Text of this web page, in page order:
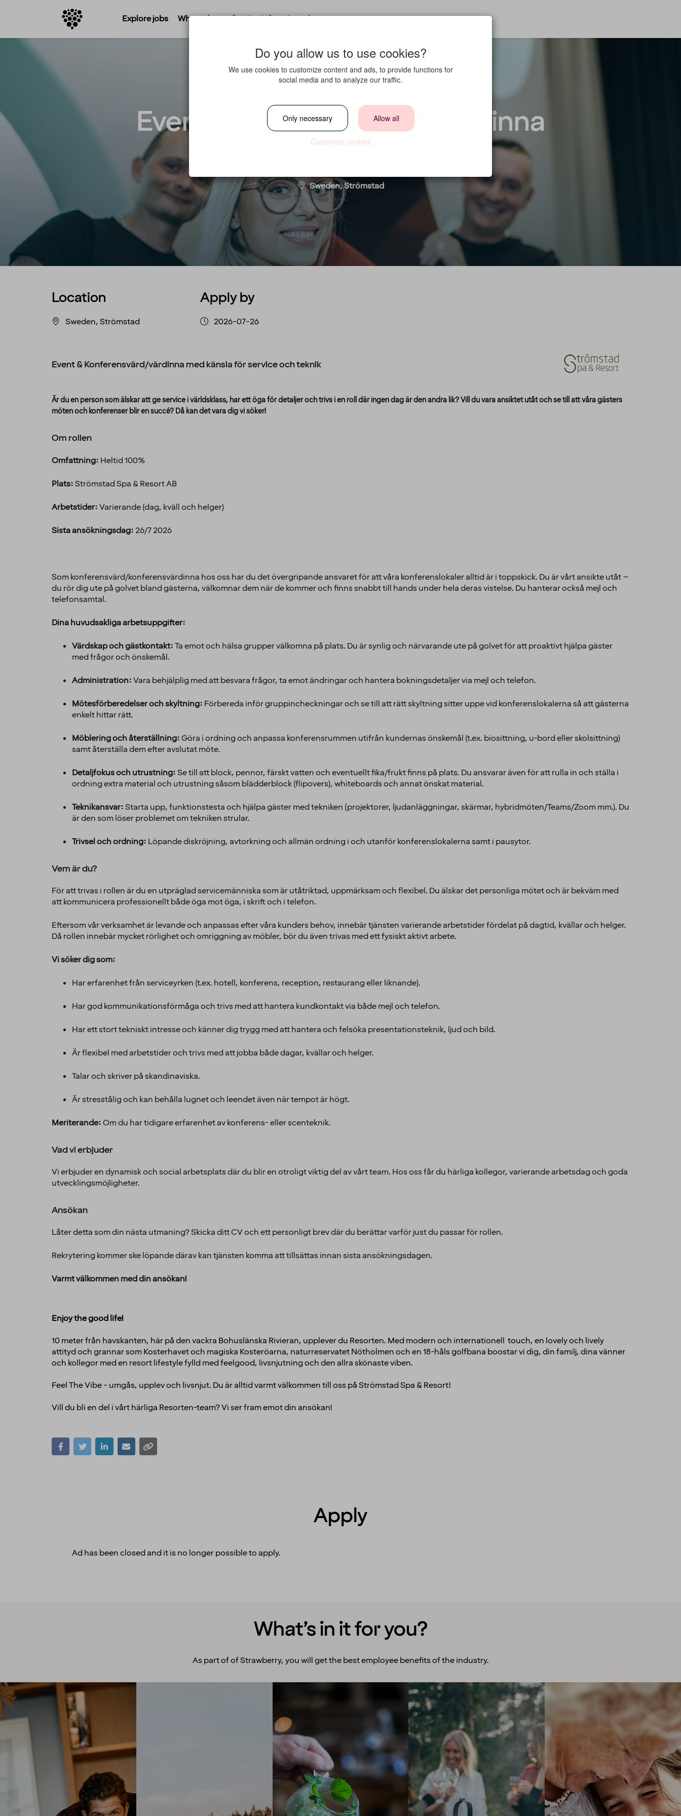
Explore jobs Where do you fit in? Life at Strawberry
Event & Konferensvärd/värdinna
Sweden, Strömstad
Location
Sweden, Strömstad
Apply by
2026-07-26
Event & Konferensvärd/värdinna med känsla för service och teknik
Är du en person som älskar att ge service i världsklass, har ett öga för detaljer och trivs i en roll där ingen dag är den andra lik? Vill du vara ansiktet utåt och se till att våra gästers
möten och konferenser blir en succé? Då kan det vara dig vi söker!
Om rollen
Omfattning: Heltid 100%
Plats:Strömstad Spa & Resort AB
Arbetstider:Varierande (dag, kväll och helger)
Sista ansökningsdag: 26/7 2026
Som konferensvärd/konferensvärdinna hos oss har du det övergripande ansvaret för att våra konferenslokaler alltid är i toppskick. Du är vårt ansikte utåt –
du rör dig ute på golvet bland gästerna, välkomnar dem när de kommer och finns snabbt till hands under hela deras vistelse. Du hanterar också mejl och
telefonsamtal.
Dina huvudsakliga arbetsuppgifter:
Värdskap och gästkontakt:Ta emot och hälsa grupper välkomna på plats. Du är synlig och närvarande ute på golvet för att proaktivt hjälpa gäster
med frågor och önskemål.
Administration:Vara behjälplig med att besvara frågor, ta emot ändringar och hantera bokningsdetaljer via mejl och telefon.
Mötesförberedelser och skyltning: Förbereda inför gruppincheckningar och se till att rätt skyltning sitter uppe vid konferenslokalerna så att gästerna
enkelt hittar rätt.
Möblering och återställning:Göra i ordning och anpassa konferensrummen utifrån kundernas önskemål (t.ex. biosittning, u-bord eller skolsittning)
samt återställa dem efter avslutat möte.
Detaljfokus och utrustning:Se till att block, pennor, färskt vatten och eventuellt fika/frukt finns på plats. Du ansvarar även för att rulla in och ställa i
ordning extra material och utrustning såsom blädderblock (flipovers), whiteboards och annat önskat material.
Teknikansvar:Starta upp, funktionstesta och hjälpa gäster med tekniken (projektorer, ljudanläggningar, skärmar, hybridmöten/Teams/Zoom mm.). Du
är den som löser problemet om tekniken strular.
Trivsel och ordning: Löpande diskröjning, avtorkning och allmän ordning i och utanför konferenslokalerna samt i pausytor.
Vem är du?
För att trivas i rollen är du en utpräglad servicemänniska som är utåtriktad, uppmärksam och flexibel. Du älskar det personliga mötet och är bekväm med
att kommunicera professionellt både öga mot öga, i skrift och i telefon.
Eftersom vår verksamhet är levande och anpassas efter våra kunders behov, innebär tjänsten varierande arbetstider fördelat på dagtid, kvällar och helger.
Då rollen innebär mycket rörlighet och omriggning av möbler, bör du även trivas med ett fysiskt aktivt arbete.
Vi söker dig som:
Har erfarenhet från serviceyrken (t.ex. hotell, konferens, reception, restaurang eller liknande).
Har god kommunikationsförmåga och trivs med att hantera kundkontakt via både mejl och telefon.
Har ett stort tekniskt intresse och känner dig trygg med att hantera och felsöka presentationsteknik, ljud och bild.
Är flexibel med arbetstider och trivs med att jobba både dagar, kvällar och helger.
Talar och skriver på skandinaviska.
Är stresstålig och kan behålla lugnet och leendet även när tempot är högt.
Meriterande:Om du har tidigare erfarenhet av konferens- eller scenteknik.
Vad vi erbjuder
Vi erbjuder en dynamisk och social arbetsplats där du blir en otroligt viktig del av vårt team. Hos oss får du härliga kollegor, varierande arbetsdag och goda
utvecklingsmöjligheter.
Ansökan
Låter detta som din nästa utmaning? Skicka ditt CV och ett personligt brev där du berättar varför just du passar för rollen.
Rekrytering kommer ske löpande därav kan tjänsten komma att tillsättas innan sista ansökningsdagen.
Varmt välkommen med din ansökan!
Enjoy the good life!
10 meter från havskanten, här på den vackra Bohuslänska Rivieran, upplever du Resorten. Med modern och internationell touch, en lovely och lively
attityd och grannar som Kosterhavet och magiska Kosteröarna, naturreservatet Nötholmen och en 18-håls golfbana boostar vi dig, din familj, dina vänner
och kollegor med en resort lifestyle fylld med feelgood, livsnjutning och den allra skönaste viben.
Feel The Vibe - umgås, upplev och livsnjut. Du är alltid varmt välkommen till oss på Strömstad Spa & Resort!
Vill du bli en del i vårt härliga Resorten-team? Vi ser fram emot din ansökan!
Apply
Ad has been closed and it is no longer possible to apply.
What’s in it for you?
As part of of Strawberry, you will get the best employee benefits of the industry.
A culture to
cherish
Our people always make
guests their top priority! Our
warm and welcoming
atmosphere creates the
right setting for you to
Room to grow
With more than 200 hotels
across the Nordics, we offer
you endless opportunities
Explore more
We encourage you to get out
and explore all that life has
Open mind, open
hearts
Do you allow us to use cookies?
We use cookies to customize content and ads, to provide functions for
social media and to analyze our traffic.
Only necessary Allow all
Customize cookies